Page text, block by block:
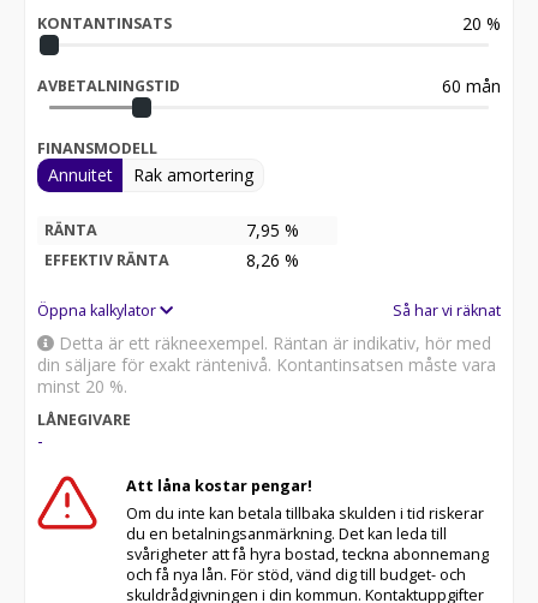
Vi tar emot din betalning via banköverföring eller
Swish. Vi har valt att inte acceptera kortbetalning till
följd av dess kostnader för att bibehålla attraktiva
priser på våra bilar.
vehicle is available for export.
Rindstål Bil AB
08-562 09 210 / info@rindstalbil.se
Öppettider:
KONTANTINSATS 20 %
AVBETALNINGSTID 60 mån
FINANSMODELL
Annuitet Rak amortering
RÄNTA 7,95 %
EFFEKTIV RÄNTA 8,26 %
Öppna kalkylator Så har vi räknat
Detta är ett räkneexempel. Räntan är indikativ, hör med
din säljare för exakt räntenivå. Kontantinsatsen måste vara
minst 20 %.
LÅNEGIVARE
-
Att låna kostar pengar!
Om du inte kan betala tillbaka skulden i tid riskerar
du en betalningsanmärkning. Det kan leda till
svårigheter att få hyra bostad, teckna abonnemang
och få nya lån. För stöd, vänd dig till budget- och
skuldrådgivningen i din kommun. Kontaktuppgifter